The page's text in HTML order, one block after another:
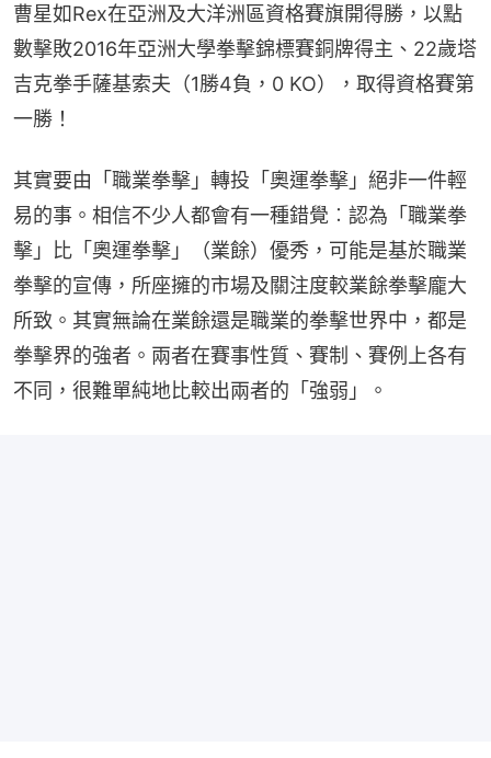
曹星如Rex在亞洲及大洋洲區資格賽旗開得勝，以點
數擊敗2016年亞洲大學拳擊錦標賽銅牌得主、22歲塔
吉克拳手薩基索夫（1勝4負，0 KO），取得資格賽第
一勝！
其實要由「職業拳擊」轉投「奧運拳擊」絕非一件輕
易的事。相信不少人都會有一種錯覺︰認為「職業拳
擊」比「奧運拳擊」（業餘）優秀，可能是基於職業
拳擊的宣傳，所座擁的市場及關注度較業餘拳擊龐大
所致。其實無論在業餘還是職業的拳擊世界中，都是
拳擊界的強者。兩者在賽事性質、賽制、賽例上各有
不同，很難單純地比較出兩者的「強弱」。